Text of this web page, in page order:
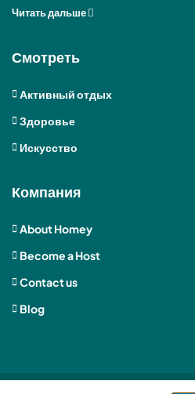
Читать дальше
Смотреть
Активный отдых
Здоровье
Искусство
Компания
About Homey
Become a Host
Contact us
Blog